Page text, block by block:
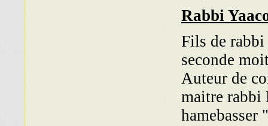
Rabbi
Fils de rabbi
seconde
Auteur de
maitre rabbi
hamebasser